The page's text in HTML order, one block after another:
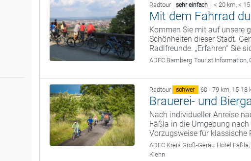
Radtour sehr einfach < 20 km, <
Mit dem Fahrrad
Kommen Sie mit auf unsere
Schönheiten dieser Stadt.
Radlfreunde. „Erfahren“ Sie
ADFC Bamberg Tourist Information,
Radtour schwer 60 - 79 km, 15-18
Brauerei- und
Nach individueller Anreise
Fäßla in die Umgebung
Vorzugsweise für klassische
ADFC Kreis Groß-Gerau Hotel
Kiehn